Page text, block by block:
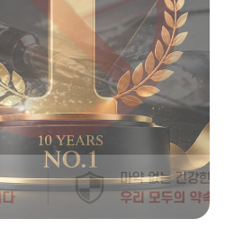
상황을 대비해 꼭 입금후 고객센터 연락바랍니다.
연휴 배송 및 휴무 안내